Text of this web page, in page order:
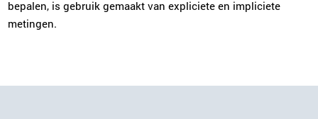
bepalen, is gebruik gemaakt van expliciete en impliciete
metingen.